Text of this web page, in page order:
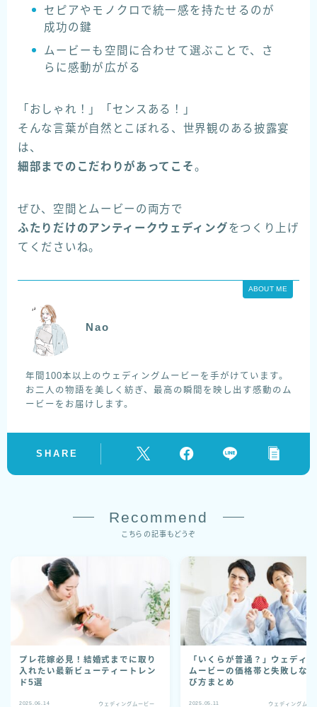
セピアやモノクロで統一感を持たせるのが
成功の鍵
ムービーも空間に合わせて選ぶことで、さ
らに感動が広がる
「おしゃれ！」「センスある！」
そんな言葉が自然とこぼれる、世界観のある披露宴
は、
細部までのこだわりがあってこそ。
ぜひ、空間とムービーの両方で
ふたりだけのアンティークウェディングをつくり上げ
てくださいね。
ABOUT ME
Nao
年間100本以上のウェディングムービーを手がけています。
お二人の物語を美しく紡ぎ、最高の瞬間を映し出す感動のム
ービーをお届けします。
SHARE
Recommend
こちらの記事もどうぞ
プレ花嫁必見！結婚式までに取り
入れたい最新ビューティートレン
ド5選
2025.06.14 ウェディングムービー
「いくらが普通？」ウェディ
ムービーの価格帯と失敗しな
び方まとめ
2025.05.11 ウェディングムー